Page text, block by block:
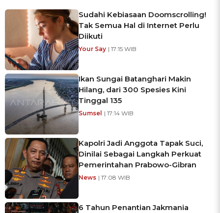
Sudahi Kebiasaan Doomscrolling!
Tak Semua Hal di Internet Perlu
Diikuti
Your Say | 17:15 WIB
Ikan Sungai Batanghari Makin
Hilang, dari 300 Spesies Kini
Tinggal 135
Sumsel | 17:14 WIB
Kapolri Jadi Anggota Tapak Suci,
Dinilai Sebagai Langkah Perkuat
Pemerintahan Prabowo-Gibran
News | 17:08 WIB
6 Tahun Penantian Jakmania